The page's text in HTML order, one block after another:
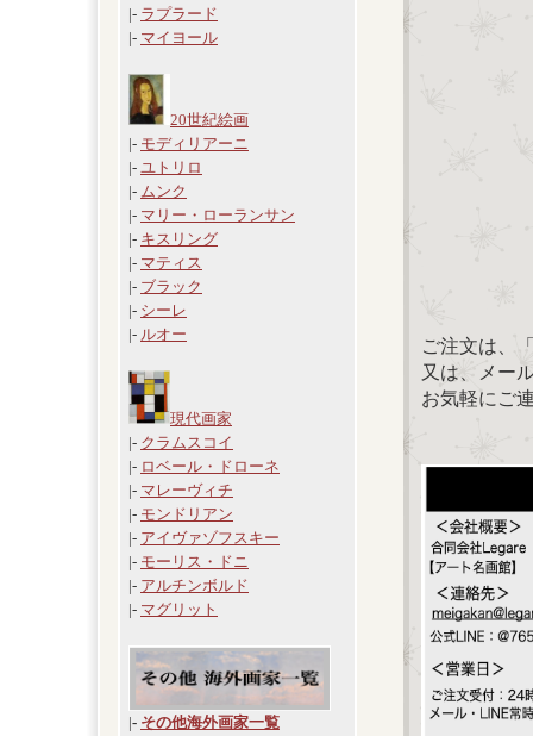
|- ラプラード
|- マイヨール
20世紀絵画
|- モディリアーニ
|- ユトリロ
|- ムンク
|- マリー・ローランサン
|- キスリング
|- マティス
|- ブラック
|- シーレ
|- ルオー
現代画家
|- クラムスコイ
|- ロベール・ドローネ
|- マレーヴィチ
|- モンドリアン
|- アイヴァゾフスキー
|- モーリス・ドニ
|- アルチンボルド
|- マグリット
|- その他海外画家一覧
ご注文は、
又は、メー
お気軽にご